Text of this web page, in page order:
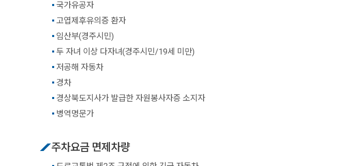
국가유공자
고엽제후유의증 환자
임산부(경주시민)
두 자녀 이상 다자녀(경주시민/19세 미만)
저공해 자동차
경차
경상북도지사가 발급한 자원봉사자증 소지자
병역명문가
주차요금 면제차량